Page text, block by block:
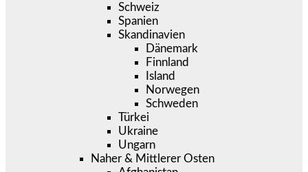
Schweiz
Spanien
Skandinavien
Dänemark
Finnland
Island
Norwegen
Schweden
Türkei
Ukraine
Ungarn
Naher & Mittlerer Osten